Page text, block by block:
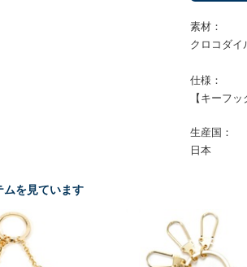
素材：
クロコダイ
仕様：
【キーフッ
生産国：
日本
ムを見ています